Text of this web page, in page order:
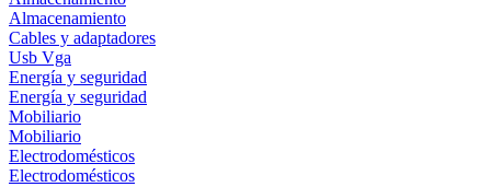
Almacenamiento
Cables y adaptadores
Usb Vga
Energía y seguridad
Energía y seguridad
Mobiliario
Mobiliario
Electrodomésticos
Electrodomésticos